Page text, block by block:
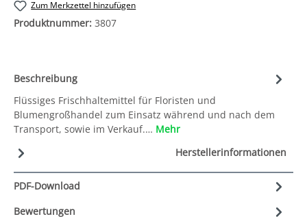
Zum Merkzettel hinzufügen
Produktnummer: 3807
Beschreibung
Flüssiges Frischhaltemittel für Floristen und
Blumengroßhandel zum Einsatz während und nach dem
Transport, sowie im Verkauf.… Mehr
Herstellerinformationen
PDF-Download
Bewertungen